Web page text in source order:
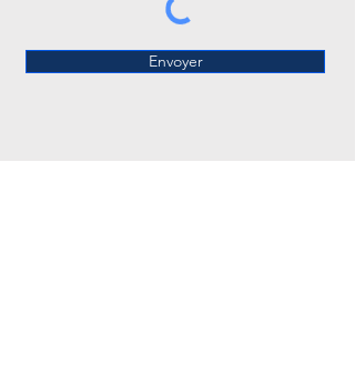
Envoyer